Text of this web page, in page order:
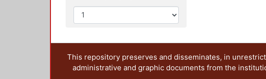
This repository preserves and disseminates, in
administrative and graphic documents from the